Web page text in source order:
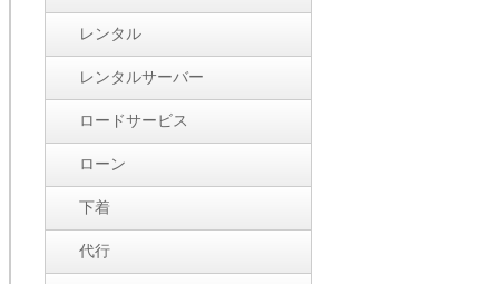
レンタル
レンタルサーバー
ロードサービス
ローン
下着
代行